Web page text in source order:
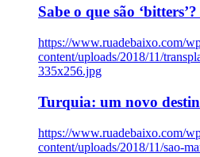
Sabe o que são
https://www.ruadebaixo.com/
content/uploads/2018/11/
335x256.jpg
Turquia: um novo
https://www.ruadebaixo.com/
content/uploads/2018/11/sao-